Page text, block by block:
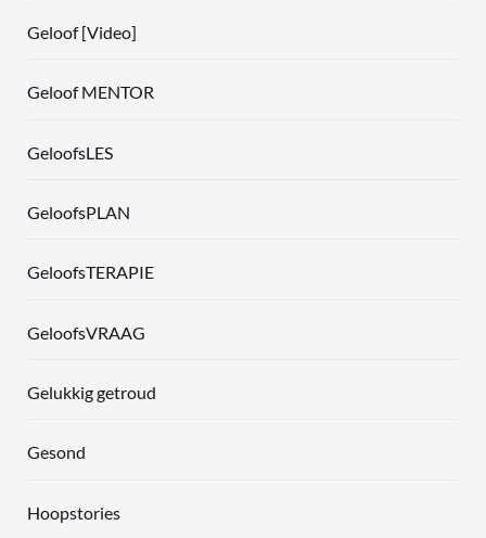
Geloof [Video]
Geloof MENTOR
GeloofsLES
GeloofsPLAN
GeloofsTERAPIE
GeloofsVRAAG
Gelukkig getroud
Gesond
Hoopstories